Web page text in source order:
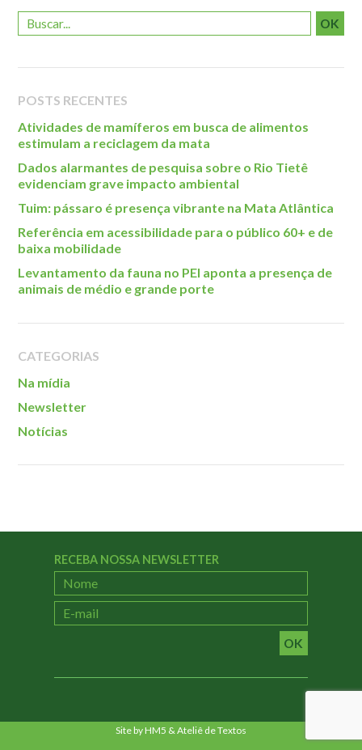
Assessoria de Imprensa
Localização
OK
POSTS RECENTES
Atividades de mamíferos em busca de alimentos
estimulam a reciclagem da mata
Dados alarmantes de pesquisa sobre o Rio Tietê
evidenciam grave impacto ambiental
Tuim: pássaro é presença vibrante na Mata Atlântica
Referência em acessibilidade para o público 60+ e de
baixa mobilidade
Levantamento da fauna no PEI aponta a presença de
animais de médio e grande porte
CATEGORIAS
Na mídia
Newsletter
Notícias
RECEBA NOSSA NEWSLETTER
OK
Site byHM5 & Ateliê de Textos